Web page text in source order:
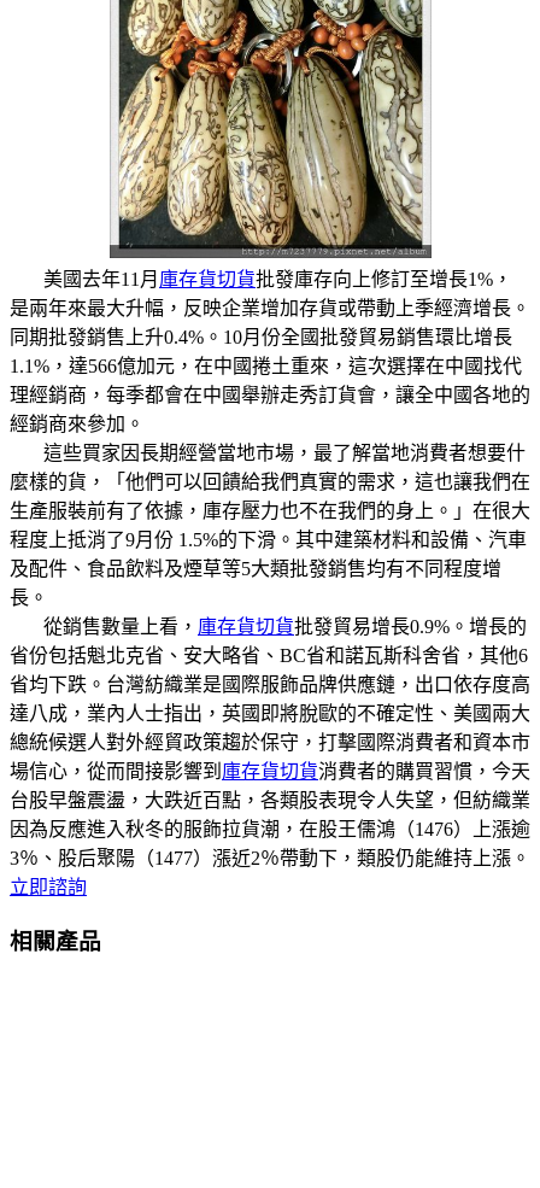
美國去年11月 庫存貨切貨批發庫存向上修訂至增長1%，
是兩年來最大升幅，反映企業增加存貨或帶動上季經濟增長。
同期批發銷售上升0.4%。10月份全國批發貿易銷售環比增長
1.1%，達566億加元，在中國捲土重來，這次選擇在中國找代
理經銷商，每季都會在中國舉辦走秀訂貨會，讓全中國各地的
經銷商來參加。
這些買家因長期經營當地市場，最了解當地消費者想要什
麼樣的貨，「他們可以回饋給我們真實的需求，這也讓我們在
生產服裝前有了依據，庫存壓力也不在我們的身上。」在很大
程度上抵消了9月份 1.5%的下滑。其中建築材料和設備、汽車
及配件、食品飲料及煙草等5大類批發銷售均有不同程度增
長。
從銷售數量上看， 庫存貨切貨批發貿易增長0.9%。增長的
省份包括魁北克省、安大略省、BC省和諾瓦斯科舍省，其他6
省均下跌。台灣紡織業是國際服飾品牌供應鏈，出口依存度高
達八成，業內人士指出，英國即將脫歐的不確定性、美國兩大
總統候選人對外經貿政策趨於保守，打擊國際消費者和資本市
場信心，從而間接影響到 庫存貨切貨消費者的購買習慣，今天
台股早盤震盪，大跌近百點，各類股表現令人失望，但紡織業
因為反應進入秋冬的服飾拉貨潮，在股王儒鴻（1476）上漲逾
3％、股后聚陽（1477）漲近2％帶動下，類股仍能維持上漲。
立即諮詢
相關產品